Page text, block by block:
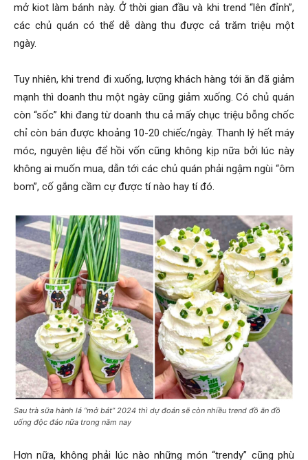
mở kiot làm bánh này. Ở thời gian đầu và khi trend “lên đỉnh”,
các chủ quán có thể dễ dàng thu được cả trăm triệu một
ngày.
Tuy nhiên, khi trend đi xuống, lượng khách hàng tới ăn đã giảm
mạnh thì doanh thu một ngày cũng giảm xuống. Có chủ quán
còn “sốc” khi đang từ doanh thu cả mấy chục triệu bỗng chốc
chỉ còn bán được khoảng 10-20 chiếc/ngày. Thanh lý hết máy
móc, nguyên liệu để hồi vốn cũng không kịp nữa bởi lúc này
không ai muốn mua, dẫn tới các chủ quán phải ngậm ngùi “ôm
bom”, cố gắng cầm cự được tí nào hay tí đó.
Sau trà sữa hành lá “mở bát” 2024 thì dự đoán sẽ còn nhiều trend đồ ăn đồ
uống độc đáo nữa trong năm nay
Hơn nữa, không phải lúc nào những món “trendy” cũng phù